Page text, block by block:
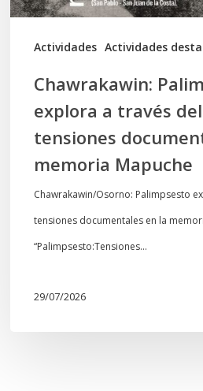
Actividades Actividades
tensiones
documentales
memoria
Mapuche
Chawrakawin:
explora a través
tensiones
memoria Mapuche
Chawrakawin/Osorno: Palimpsesto
tensiones documentales en la
“Palimpsesto:Tensiones…
29/07/2026